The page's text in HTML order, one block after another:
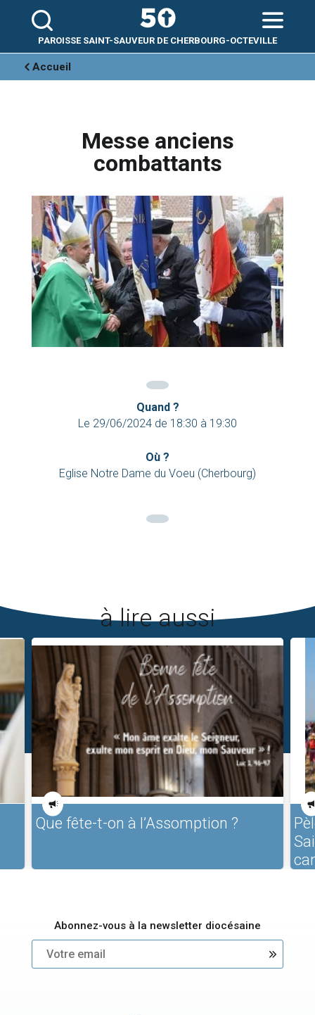
personnels
PAROISSE SAINT-SAUVEUR DE CHERBOURG-OCTEVILLE
Accueil
Messe anciens
combattants
Quand ?
Le 29/06/2024 de 18:30 à 19:30
Où ?
Eglise Notre Dame du Voeu (Cherbourg)
à lire aussi
Que fête-t-on à l’Assomption ?
Abonnez-vous à la newsletter diocésaine